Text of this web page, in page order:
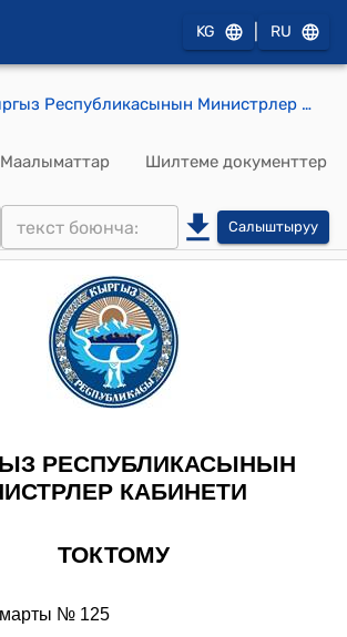
KG RU
Кыргыз Республикасынын Министрлер Кабинетинин 2023-жылдын 3-мартындагы № 125 "Товарлардын айрым түрлөрүн санариптик идентификациялоо каражаттары менен маркалоо боюнча пилоттук (эксперименттик) долбоорду узартуу жөнүндө" токтому
Маалыматтар Шилтеме документтер
Салыштыруу